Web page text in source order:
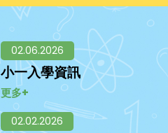
02.06.2026
小一入學資訊
更多+
02.02.2026